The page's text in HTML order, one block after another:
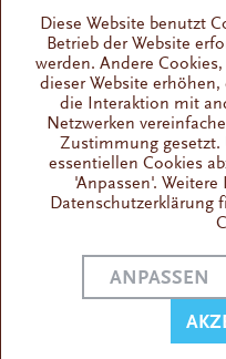
Wissenswertes
gemacht für den
Bewertungen lesen,
Diese Website benutzt
Betrieb der Website
werden. Andere
dieser Website
die Interaktion mit
Netzwerken
Zustimmung gesetzt.
essentiellen Cookies
'Anpassen'.
Datenschutzerklärung
ANPASSEN